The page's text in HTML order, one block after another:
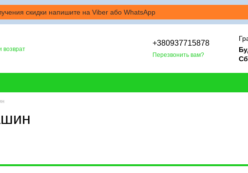
скидки напишите на Viber або WhatsApp
возврат
+380937715878
Перезвонить вам?